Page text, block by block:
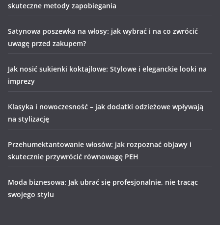
skuteczne metody zapobiegania
Satynowa poszewka na włosy: jak wybrać i na co zwrócić
uwagę przed zakupem?
Jak nosić sukienki koktajlowe: Stylowe i eleganckie looki na
imprezy
Klasyka i nowoczesność – jak dodatki odzieżowe wpływają
na stylizację
Przehumektantowanie włosów: jak rozpoznać objawy i
skutecznie przywrócić równowagę PEH
Moda biznesowa: Jak ubrać się profesjonalnie, nie tracąc
swojego stylu